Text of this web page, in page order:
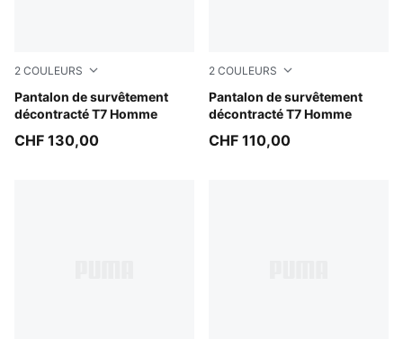
2 COULEURS
Pantalon de survêtement
décontracté T7 Homme
Puma Black
CHF 130,00
2 COULEURS
Pantalon de survêtement
décontracté T7 Homme
Persian Blue
CHF 110,00